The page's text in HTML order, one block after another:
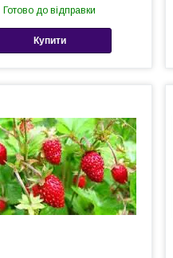
Готово до відправки
Купити